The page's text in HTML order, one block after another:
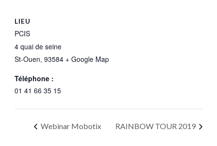
LIEU
PCIS
4 quai de seine
St-Ouen, 93584 + Google Map
Téléphone :
01 41 66 35 15
Webinar Mobotix RAINBOW TOUR 2019